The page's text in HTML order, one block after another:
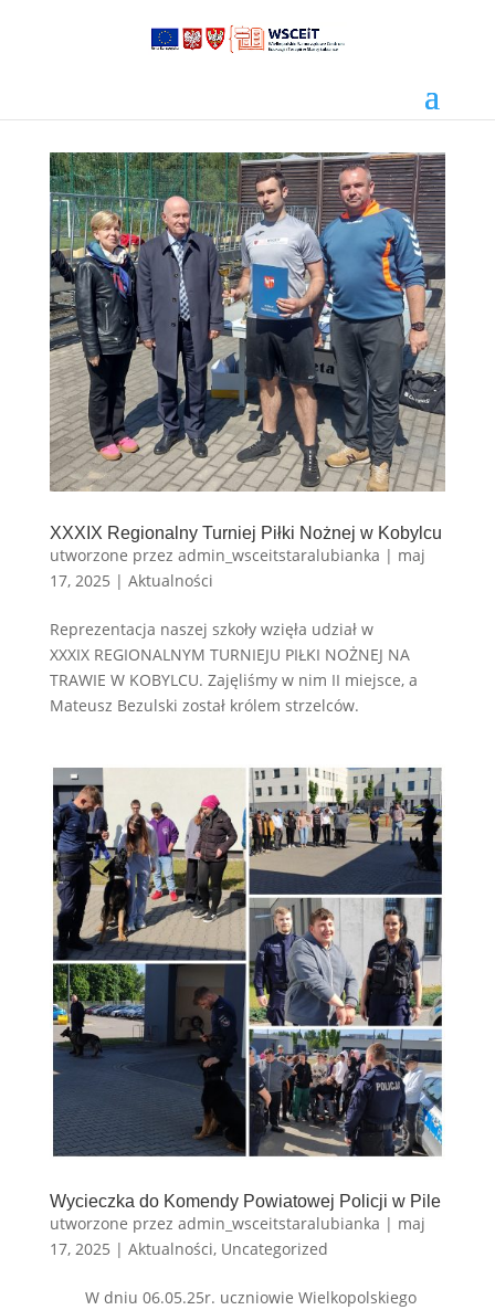
XXXIX Regionalny Turniej Piłki Nożnej w Kobylcu
utworzone przez admin_wsceitstaralubianka | maj
17, 2025 | Aktualności
Reprezentacja naszej szkoły wzięła udział w
XXXIX REGIONALNYM TURNIEJU PIŁKI NOŻNEJ NA
TRAWIE W KOBYLCU. Zajęliśmy w nim II miejsce, a
Mateusz Bezulski został królem strzelców.
Wycieczka do Komendy Powiatowej Policji w Pile
utworzone przez admin_wsceitstaralubianka | maj
17, 2025 | Aktualności, Uncategorized
W dniu 06.05.25r. uczniowie Wielkopolskiego